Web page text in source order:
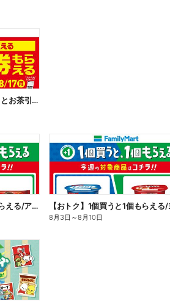
【無料引換券!】焼き麺買うとお茶引換券貰える!
【おトク】1個買うと1個もらえる/アイス
8月3日 ～8月10日